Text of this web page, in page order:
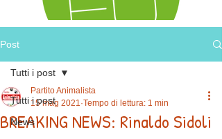
Post
Tutti i post
News
Tutti i post
BREAKING NEWS: Rinaldo Sidoli
Partito Animalista
15 mag 2021 Tempo di lettura: 1 min